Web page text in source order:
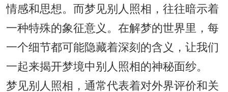
情感和思想。而梦见别人照相，往往暗示着
一种特殊的象征意义。在解梦的世界里，每
一个细节都可能隐藏着深刻的含义，让我们
一起来揭开梦境中别人照相的神秘面纱。
梦见别人照相，通常代表着对外界评价和关